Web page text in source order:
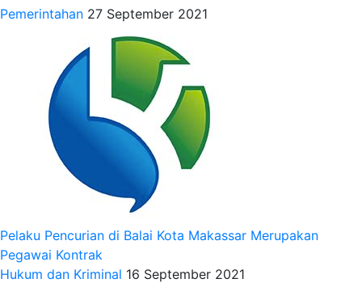
Pemerintahan 27 September 2021
Pelaku Pencurian di Balai Kota Makassar Merupakan
Pegawai Kontrak
Hukum dan Kriminal 16 September 2021